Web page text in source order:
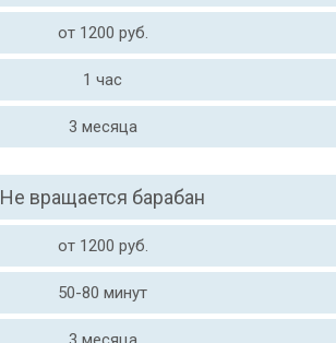
от 1200 руб.
1 час
3 месяца
Не вращается барабан
от 1200 руб.
50-80 минут